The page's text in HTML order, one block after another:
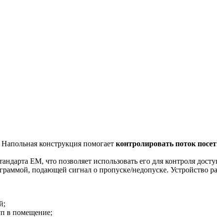
конструкция помогает контролировать поток
EM, что позволяет использовать его для контроля
подающей сигнал о пропуске/недопуске. Устройство
в помещение;